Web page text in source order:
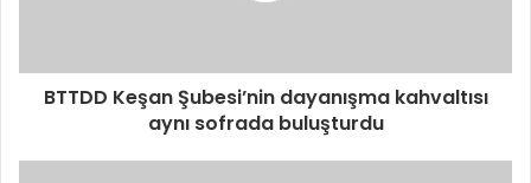
BTTDD Keşan Şubesi’nin dayanışma kahvaltısı
aynı sofrada buluşturdu